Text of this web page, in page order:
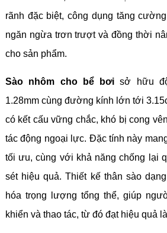
rãnh đặc biệt, công dụng tăng
ngăn ngừa trơn trượt và đồng thời
cho sản phẩm.
Sào nhôm cho bể bơi sở hữu
1.28mm cùng đường kính lớn tới
có kết cấu vững chắc, khó bị cong
tác động ngoại lực. Đặc tính này
tối ưu, cùng với khả năng chống lại
sét hiệu quả. Thiết kế thân sào
hóa trọng lượng tổng thể, giúp
khiển và thao tác, từ đó đạt hiệu quả